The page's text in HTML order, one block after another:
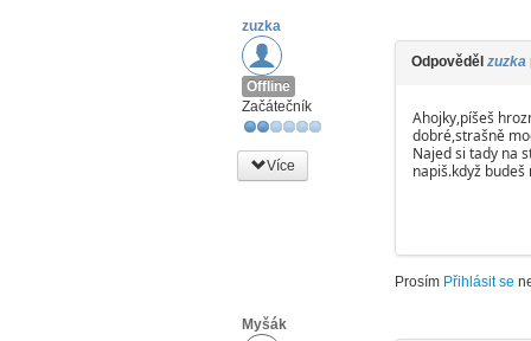
zuzka
Offline
Začátečník
Více
Odpověděl zuzka
Ahojky,píšeš
dobré,strašně
Najed si tady na
napiš.když
Prosím Přihlásit se
Myšák